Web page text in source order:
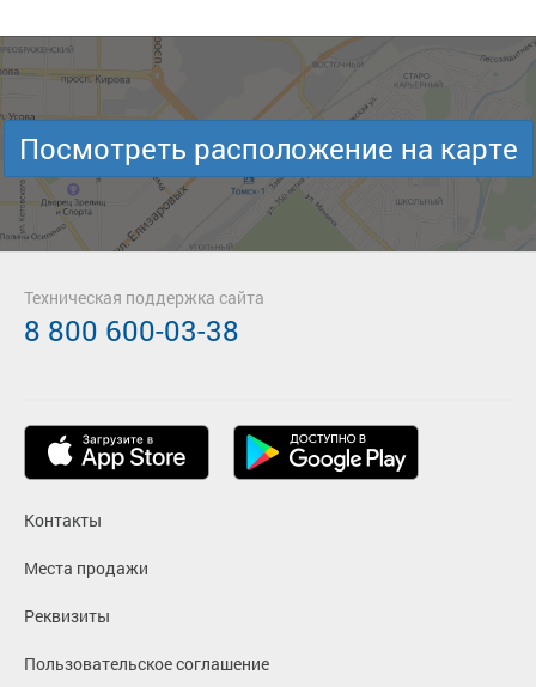
Посмотреть расположение на карте
Контакты
Места продажи
Реквизиты
Пользовательское соглашение
Техническая поддержка сайта
8 800 600-03-38